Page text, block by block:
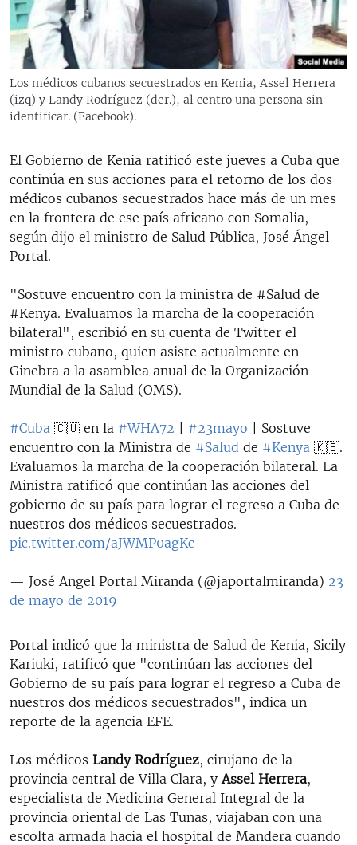
RADIO MARTÍ
ESPECIALES
ESPECIALES
LA REALIDAD DE LA VIVIENDA EN CUBA
KENTU-CUBANO
LOS SANTOS DE HIALEAH
DESINFORMACIÓN RUSA EN AMÉRICA LATINA
LA INVASIÓN DE RUSIA A UCRANIA
MULTIMEDIA
EDITORIALES
Los médicos cubanos secuestrados en Kenia, Assel Herrera
(izq) y Landy Rodríguez (der.), al centro una persona sin
identificar. (Facebook).
El Gobierno de Kenia ratificó este jueves a Cuba que
continúa en sus acciones para el retorno de los dos
médicos cubanos secuestrados hace más de un mes
en la frontera de ese país africano con Somalia,
según dijo el ministro de Salud Pública, José Ángel
Portal.
"Sostuve encuentro con la ministra de #Salud de
#Kenya. Evaluamos la marcha de la cooperación
bilateral", escribió en su cuenta de Twitter el
ministro cubano, quien asiste actualmente en
Ginebra a la asamblea anual de la Organización
Mundial de la Salud (OMS).
#Cuba 🇨🇺 en la #WHA72 #23mayo | Sostuve
encuentro con la Ministra de #Salud de #Kenya 🇰🇪.
Evaluamos la marcha de la cooperación bilateral. La
Ministra ratificó que continúan las acciones del
gobierno de su país para lograr el regreso a Cuba de
nuestros dos médicos secuestrados.
pic.twitter.com/aJWMP0agKc
— José Angel Portal Miranda (@japortalmiranda) 23
de mayo de 2019
Portal indicó que la ministra de Salud de Kenia, Sicily
Kariuki, ratificó que "continúan las acciones del
Gobierno de su país para lograr el regreso a Cuba de
nuestros dos médicos secuestrados", indica un
reporte de la agencia EFE.
Los médicos Landy Rodríguez, cirujano de la
provincia central de Villa Clara, y Assel Herrera,
especialista de Medicina General Integral de la
provincia oriental de Las Tunas, viajaban con una
escolta armada hacia el hospital de Mandera cuando